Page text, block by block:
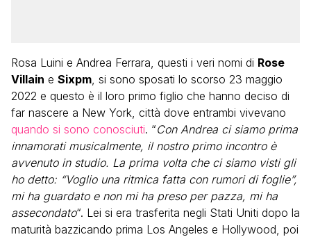
Rosa Luini e Andrea Ferrara, questi i veri nomi di Rose
Villain e Sixpm , si sono sposati lo scorso 23 maggio
2022 e questo è il loro primo figlio che hanno deciso di
far nascere a New York, città dove entrambi vivevano
quando si sono conosciuti. “Con Andrea ci siamo prima
innamorati musicalmente, il nostro primo incontro è
avvenuto in studio. La prima volta che ci siamo visti gli
ho detto: “Voglio una ritmica fatta con rumori di foglie”,
mi ha guardato e non mi ha preso per pazza, mi ha
assecondato“. Lei si era trasferita negli Stati Uniti dopo la
maturità bazzicando prima Los Angeles e Hollywood, poi